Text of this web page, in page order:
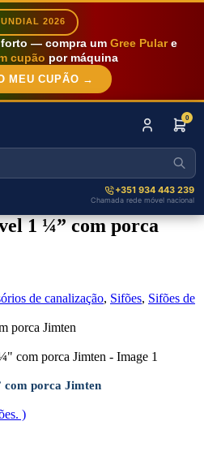
2026
— compra um Gree Pulare
cupão por máquina
MEU CUPÃO →
0
+351 934 443 239
Chamada rede móvel nacional
1 ¼” com porca
de canalização, Sifões, Sifões de
porca Jimten
com porca Jimten
)